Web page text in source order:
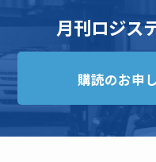
月刊ロジス
購読のお申